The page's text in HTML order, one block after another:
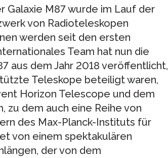
Galaxie M87 wurde im Lauf der
von Radioteleskopen
werden seit den ersten
Team hat nun die
aus dem Jahr 2018 veröffentlicht,
Teleskope beteiligt waren,
Horizon Telescope und dem
zu dem auch eine Reihe von
des Max-Planck-Instituts für
von einem spektakulären
der von dem